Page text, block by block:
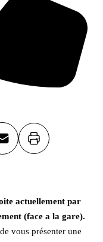
Email Imprimer
actuellement par
(face a la gare).
vous présenter une